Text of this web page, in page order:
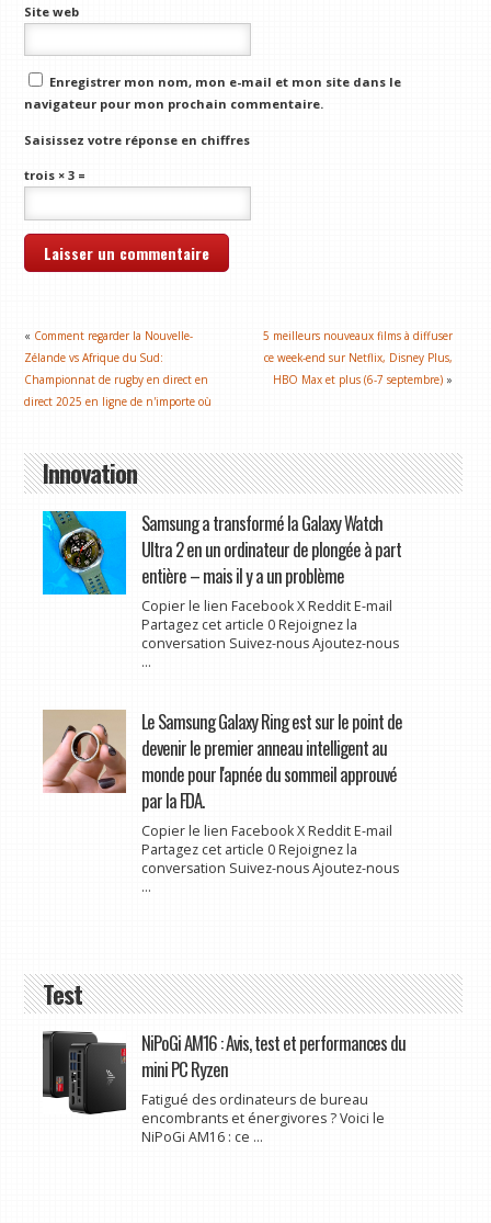
Site web
Enregistrer mon nom, mon e-mail et mon site dans le
navigateur pour mon prochain commentaire.
Saisissez votre réponse en chiffres
trois × 3 =
« Comment regarder la Nouvelle-
Zélande vs Afrique du Sud:
Championnat de rugby en direct en
direct 2025 en ligne de n'importe où
5 meilleurs nouveaux films à diffuser
ce week-end sur Netflix, Disney Plus,
HBO Max et plus (6-7 septembre) »
Innovation
Samsung a transformé la Galaxy Watch
Ultra 2 en un ordinateur de plongée à part
entière – mais il y a un problème
Copier le lien Facebook X Reddit E-mail
Partagez cet article 0 Rejoignez la
conversation Suivez-nous Ajoutez-nous
...
Le Samsung Galaxy Ring est sur le point de
devenir le premier anneau intelligent au
monde pour l'apnée du sommeil approuvé
par la FDA.
Copier le lien Facebook X Reddit E-mail
Partagez cet article 0 Rejoignez la
conversation Suivez-nous Ajoutez-nous
...
Test
NiPoGi AM16 : Avis, test et performances du
mini PC Ryzen
Fatigué des ordinateurs de bureau
encombrants et énergivores ? Voici le
NiPoGi AM16 : ce ...